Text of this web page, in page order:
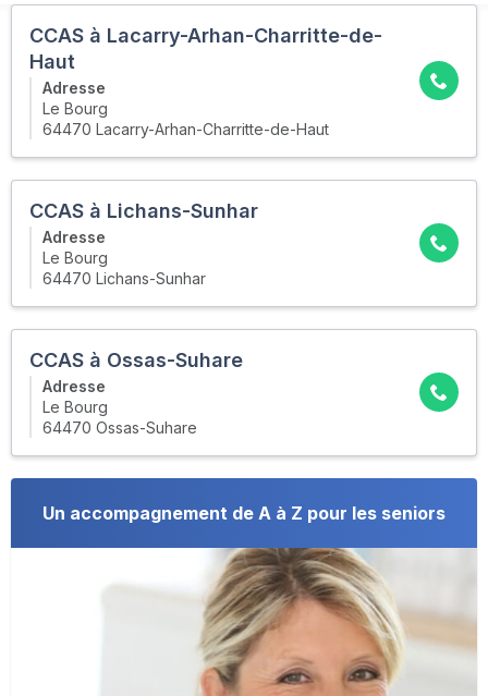
CCAS à Lacarry-Arhan-Charritte-de-
Haut
Adresse
Le Bourg
64470 Lacarry-Arhan-Charritte-de-Haut
CCAS à Lichans-Sunhar
Adresse
Le Bourg
64470 Lichans-Sunhar
CCAS à Ossas-Suhare
Adresse
Le Bourg
64470 Ossas-Suhare
Un accompagnement de A à Z pour les seniors